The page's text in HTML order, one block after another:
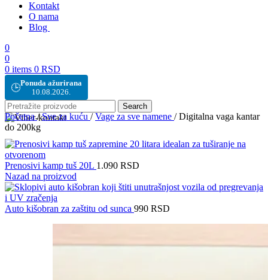
Kontakt
O nama
Blog
0
0
0 items 0 RSD
🕒Ponuda ažurirana
10.08.2026.
Search
Početna/ Sve za kuću / Vage za sve namene / Digitalna vaga kantar
do 200kg
Prenosivi kamp tuš 20L 1.090 RSD
Nazad na proizvod
Auto kišobran za zaštitu od sunca 990 RSD